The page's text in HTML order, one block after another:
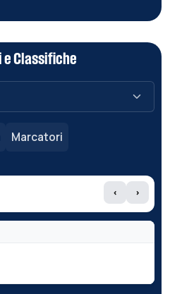
e Classifiche
Marcatori
‹ ›